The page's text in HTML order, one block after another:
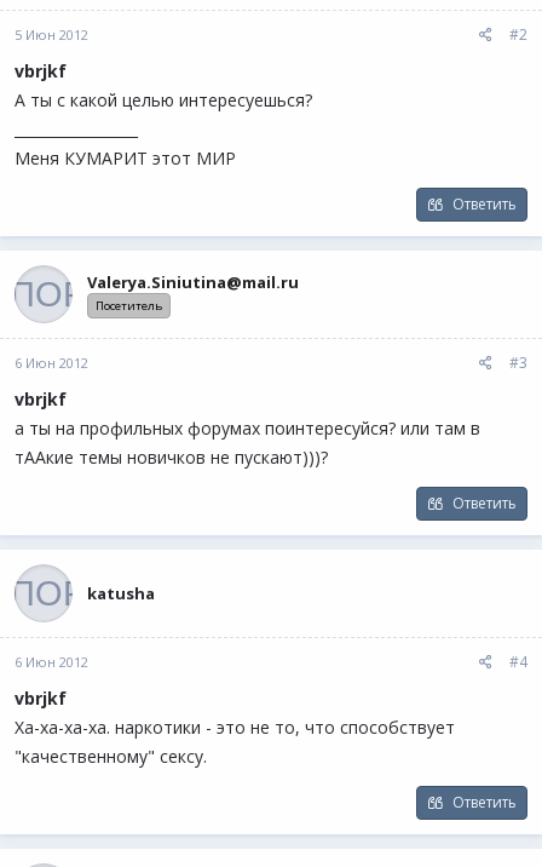
5 Июн 2012 #2
vbrjkf
А ты с какой целью интересуешься?
Меня КУМАРИТ этот МИР
Ответить
Valerya.Siniutina@mail.ru
Посетитель
6 Июн 2012 #3
vbrjkf
а ты на профильных форумах поинтересуйся? или там в
тААкие темы новичков не пускают)))?
Ответить
katusha
6 Июн 2012 #4
vbrjkf
Ха-ха-ха-ха. наркотики - это не то, что способствует
"качественному" сексу.
Ответить